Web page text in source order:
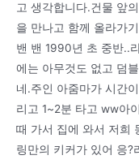
고 생각합니다.건물 앞
을 만나고 함께 올라가
밴 밴 1990년 초 중반..
에는 아무것도 없고 덤
네.주인 아줌마가 시간
리고 1~2분 타고 ww아
때 가서 집에 와서 저희
링만의 키커가 있어 응?